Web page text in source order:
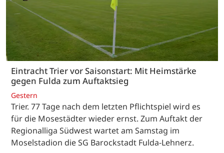
Eintracht Trier vor Saisonstart: Mit Heimstärke
gegen Fulda zum Auftaktsieg
Gestern
Trier. 77 Tage nach dem letzten Pflichtspiel wird es
für die Mosestädter wieder ernst. Zum Auftakt der
Regionalliga Südwest wartet am Samstag im
Moselstadion die SG Barockstadt Fulda-Lehnerz.